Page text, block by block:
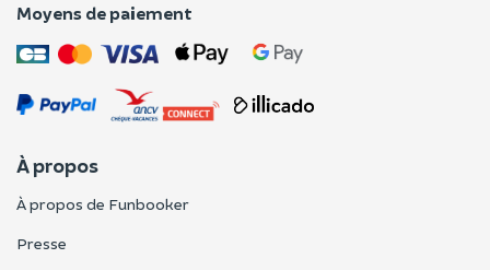
Moyens de paiement
À propos
À propos de Funbooker
Presse